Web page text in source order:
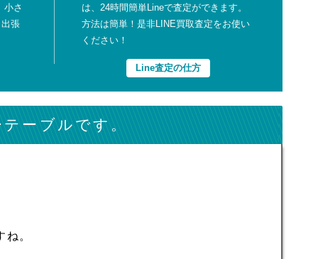
小さ
張
は、24時間簡単Lineで査定ができます。
方法は簡単！是非LINE買取査定をお使い
ください！
Line査定の仕方
ーブルです。
。